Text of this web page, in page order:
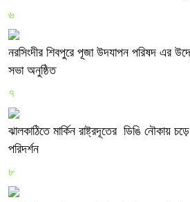
৬
নরসিংদীর শিবপুরে পূজা উদযাপন পরিষদ এর
সভা অনুষ্ঠিত
৭
ঝালকাঠিতে মার্কিন রাষ্ট্রদূতের ডিঙি নৌকায়
পরিদর্শন
৮